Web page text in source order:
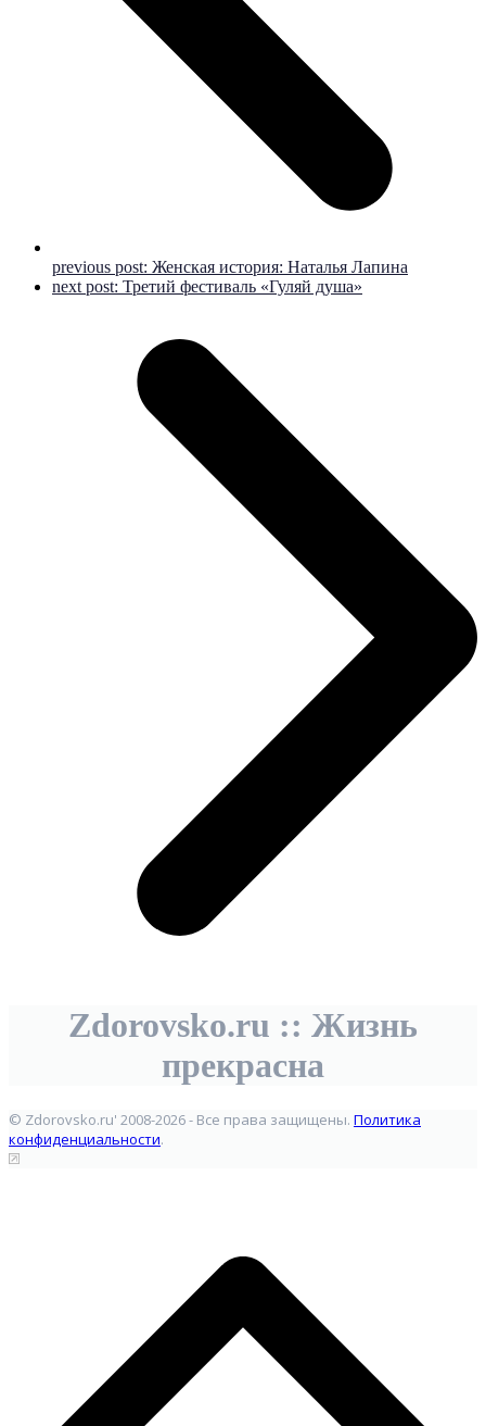
previous post: Женская история: Наталья Лапина
next post: Третий фестиваль «Гуляй душа»
Zdorovsko.ru :: Жизнь
прекрасна
© Zdorovsko.ru' 2008-2026 - Все права защищены. Политика
конфиденциальности.